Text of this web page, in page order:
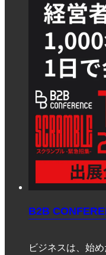
B2B
ビジネスは、始